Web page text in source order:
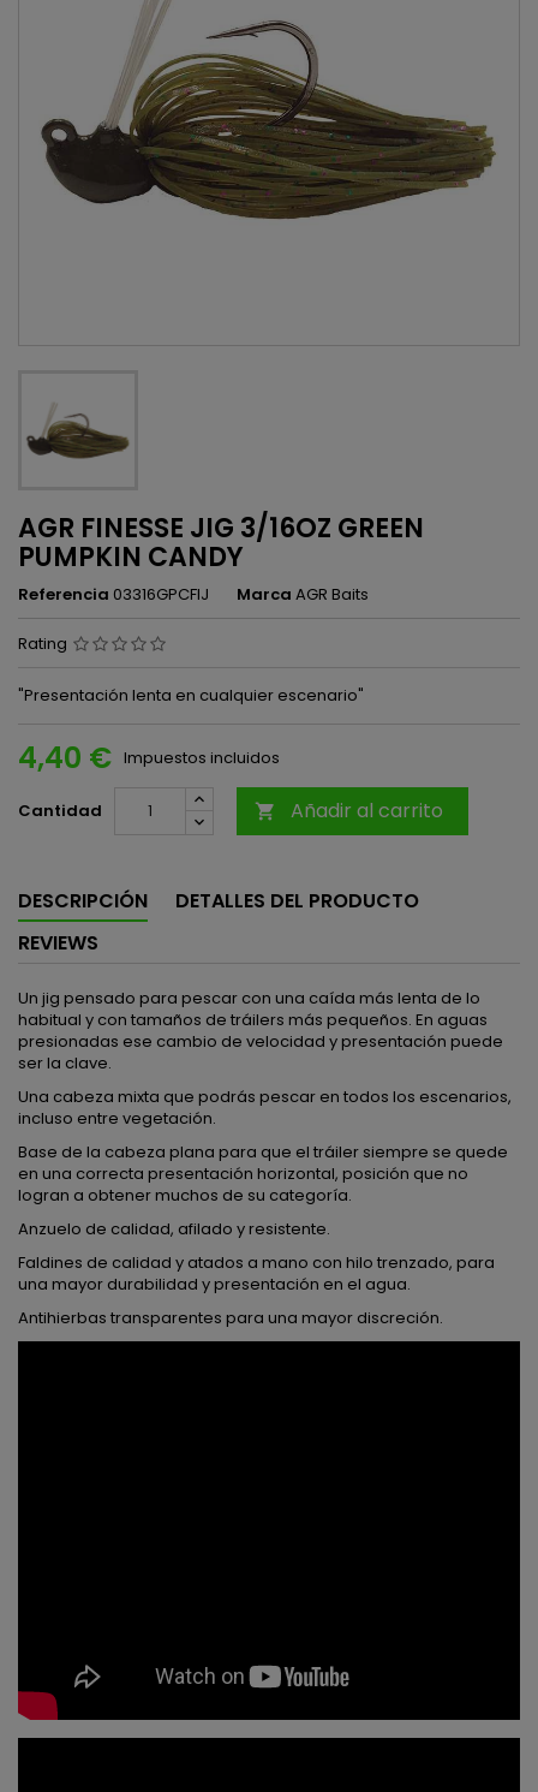
AGR FINESSE JIG 3/16OZ GREEN
PUMPKIN CANDY
Referencia 03316GPCFIJ Marca AGR Baits
Rating
"Presentación lenta en cualquier escenario"
4,40 € Impuestos incluidos
Cantidad  Añadir al carrito
DESCRIPCIÓN
DETALLES DEL PRODUCTO
REVIEWS
Un jig pensado para pescar con una caída más lenta de lo
habitual y con tamaños de tráilers más pequeños. En aguas
presionadas ese cambio de velocidad y presentación puede
ser la clave.
Una cabeza mixta que podrás pescar en todos los escenarios,
incluso entre vegetación.
Base de la cabeza plana para que el tráiler siempre se quede
en una correcta presentación horizontal, posición que no
logran a obtener muchos de su categoría.
Anzuelo de calidad, afilado y resistente.
Faldines de calidad y atados a mano con hilo trenzado, para
una mayor durabilidad y presentación en el agua.
Antihierbas transparentes para una mayor discreción.